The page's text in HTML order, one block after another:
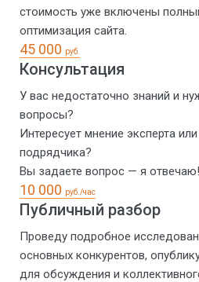
стоимость уже включены
оптимизация сайта.
45 000 руб.
Консультация
У вас недостаточно знаний и
вопросы?
Интересует мнение эксперта
подрядчика?
Вы задаете вопрос — я отвечаю!
10 000 руб./час
Публичный разбор
Проведу подробное
основных конкурентов,
для обсуждения и